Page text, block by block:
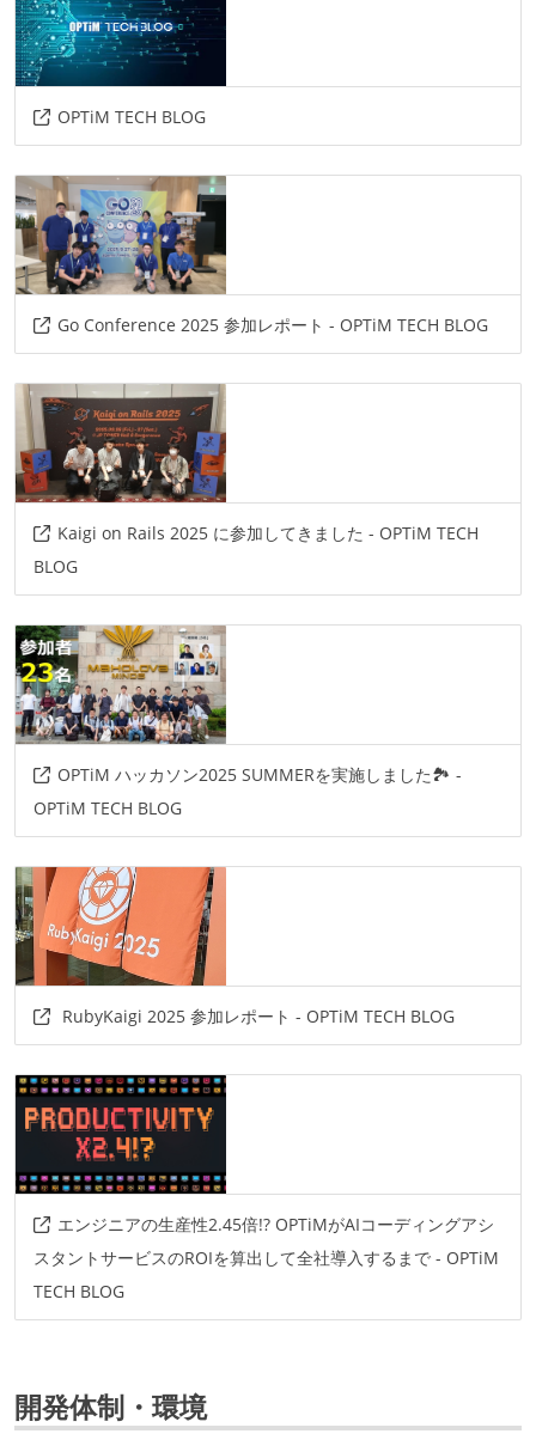
OPTiM TECH BLOG
Go Conference 2025 参加レポート - OPTiM TECH BLOG
Kaigi on Rails 2025 に参加してきました - OPTiM TECH
BLOG
OPTiM ハッカソン2025 SUMMERを実施しました🏞️ -
OPTiM TECH BLOG
RubyKaigi 2025 参加レポート - OPTiM TECH BLOG
エンジニアの生産性2.45倍!? OPTiMがAIコーディングアシ
スタントサービスのROIを算出して全社導入するまで - OPTiM
TECH BLOG
開発体制・環境